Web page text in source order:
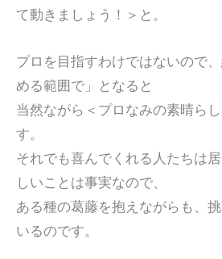
て動きましょう！＞と。
プロを目指すわけではないので
める範囲で」となると
当然ながら＜プロなみの素晴ら
す。
それでも喜んでくれる人たちは
しいことは事実なので、
ある種の葛藤を抱えながらも、
いるのです。